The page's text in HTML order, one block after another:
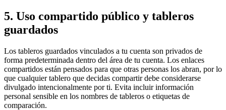
5. Uso compartido público y tableros
guardados
Los tableros guardados vinculados a tu cuenta son privados de
forma predeterminada dentro del área de tu cuenta. Los enlaces
compartidos están pensados para que otras personas los abran, por lo
que cualquier tablero que decidas compartir debe considerarse
divulgado intencionalmente por ti. Evita incluir información
personal sensible en los nombres de tableros o etiquetas de
comparación.